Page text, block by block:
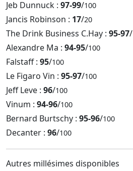
Jeb Dunnuck : 97-99/100
Jancis Robinson : 17/20
The Drink Business C.Hay : 95-97/
Alexandre Ma : 94-95/100
Falstaff : 95/100
Le Figaro Vin : 95-97/100
Jeff Leve : 96/100
Vinum : 94-96/100
Bernard Burtschy : 95-96/100
Decanter : 96/100
Autres millésimes disponibles